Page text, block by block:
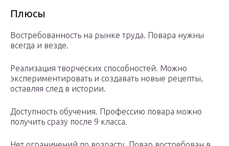
Плюсы
Востребованность на рынке труда. Повара нужны
всегда и везде.
Реализация творческих способностей. Можно
экспериментировать и создавать новые рецепты,
оставляя след в истории.
Доступность обучения. Профессию повара можно
получить сразу после 9 класса.